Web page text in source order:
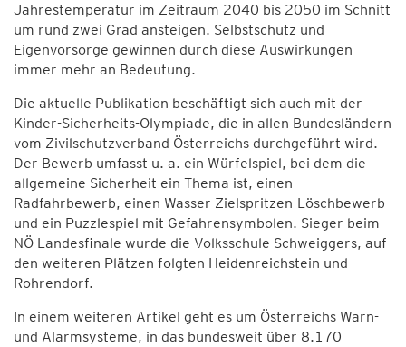
Jahrestemperatur im Zeitraum 2040 bis 2050 im Schnitt
um rund zwei Grad ansteigen. Selbstschutz und
Eigenvorsorge gewinnen durch diese Auswirkungen
immer mehr an Bedeutung.
Die aktuelle Publikation beschäftigt sich auch mit der
Kinder-Sicherheits-Olympiade, die in allen Bundesländern
vom Zivilschutzverband Österreichs durchgeführt wird.
Der Bewerb umfasst u. a. ein Würfelspiel, bei dem die
allgemeine Sicherheit ein Thema ist, einen
Radfahrbewerb, einen Wasser-Zielspritzen-Löschbewerb
und ein Puzzlespiel mit Gefahrensymbolen. Sieger beim
NÖ Landesfinale wurde die Volksschule Schweiggers, auf
den weiteren Plätzen folgten Heidenreichstein und
Rohrendorf.
In einem weiteren Artikel geht es um Österreichs Warn-
und Alarmsysteme, in das bundesweit über 8.170